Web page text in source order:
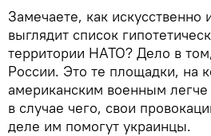
Замечаете, как искусственно
выглядит список
территории НАТО? Дело в
России. Это те площадки, на
американским военным легче
в случае чего, свои
деле им помогут украинцы.